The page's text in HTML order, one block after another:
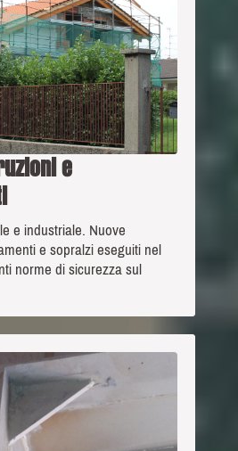
e
e industriale. Nuove
e sopralzi eseguiti nel
norme di sicurezza sul